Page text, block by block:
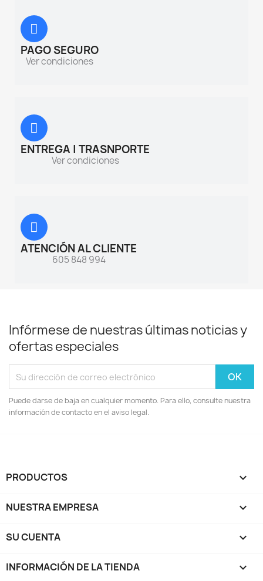
PAGO SEGURO
Ver condiciones
ENTREGA | TRASNPORTE
Ver condiciones
ATENCIÓN AL CLIENTE
605 848 994
Infórmese de nuestras últimas noticias y
ofertas especiales
Puede darse de baja en cualquier momento. Para ello, consulte nuestra
información de contacto en el aviso legal.
PRODUCTOS 
NUESTRA EMPRESA 
SU CUENTA 
INFORMACIÓN DE LA TIENDA keyboard_arrow_down